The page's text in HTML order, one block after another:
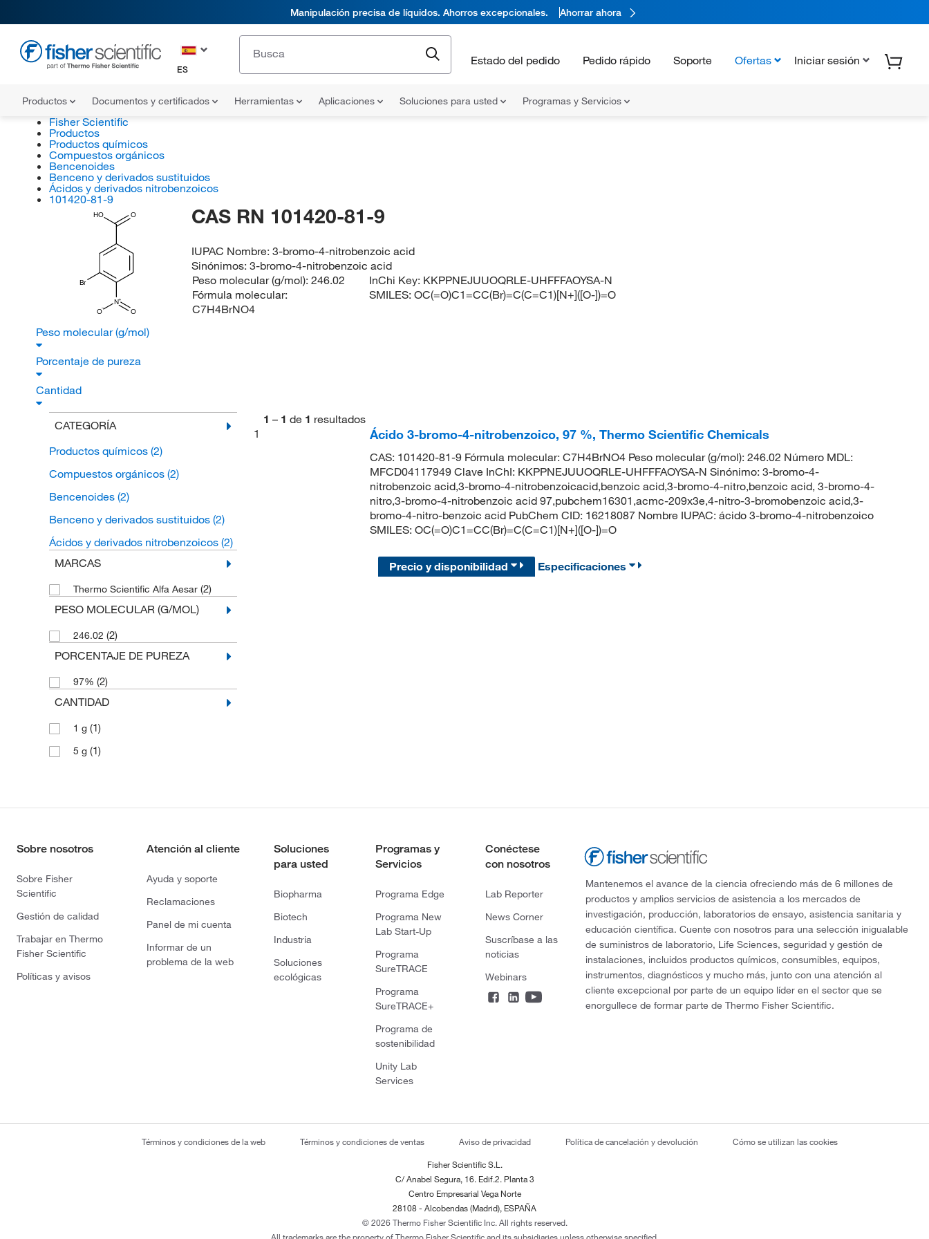
Manipulación precisa de líquidos. Ahorros excepcionales. Ahorrar ahora
ES
Estado del pedido Pedido rápido Soporte Ofertas Iniciar sesión
Productos Documentos y certificados Herramientas Aplicaciones Soluciones para usted Programas y Servicios
Fisher Scientific
Productos
Productos químicos
Compuestos orgánicos
Bencenoides
Benceno y derivados sustituidos
Ácidos y derivados nitrobenzoicos
101420-81-9
O
HO
Br
N
O
O
CAS RN 101420-81-9
IUPAC Nombre:3-bromo-4-nitrobenzoic acid
Sinónimos:3-bromo-4-nitrobenzoic acid
Peso molecular (g/mol): 246.02
Fórmula molecular:
C7H4BrNO4
InChi Key: KKPPNEJUUOQRLE-UHFFFAOYSA-N
SMILES:OC(=O)C1=CC(Br)=C(C=C1)[N+]([O-])=O
Peso molecular (g/mol)
Porcentaje de pureza
Cantidad
CATEGORÍA
Productos químicos (2)
Compuestos orgánicos (2)
Bencenoides (2)
Benceno y derivados sustituidos (2)
Ácidos y derivados nitrobenzoicos (2)
MARCAS
Thermo Scientific Alfa Aesar (2)
PESO MOLECULAR (G/MOL)
246.02 (2)
PORCENTAJE DE PUREZA
97% (2)
CANTIDAD
1 g (1)
5 g (1)
1 – 1 de 1 resultados
1
Ácido 3-bromo-4-nitrobenzoico, 97 %, Thermo Scientific Chemicals
CAS: 101420-81-9 Fórmula molecular: C7H4BrNO4 Peso molecular (g/mol): 246.02 Número MDL:
MFCD04117949 Clave InChI: KKPPNEJUUOQRLE-UHFFFAOYSA-N Sinónimo: 3-bromo-4-
nitrobenzoic acid,3-bromo-4-nitrobenzoicacid,benzoic acid,3-bromo-4-nitro,benzoic acid, 3-bromo-4-
nitro,3-bromo-4-nitrobenzoic acid 97,pubchem16301,acmc-209x3e,4-nitro-3-bromobenzoic acid,3-
bromo-4-nitro-benzoic acid PubChem CID: 16218087 Nombre IUPAC: ácido 3-bromo-4-nitrobenzoico
SMILES: OC(=O)C1=CC(Br)=C(C=C1)[N+]([O-])=O
Precio y disponibilidad Especificaciones
Sobre nosotros
Sobre Fisher
Scientific
Gestión de calidad
Trabajar en Thermo
Fisher Scientific
Políticas y avisos
Atención al cliente
Ayuda y soporte
Reclamaciones
Panel de mi cuenta
Informar de un
problema de la web
Soluciones
para usted
Biopharma
Biotech
Industria
Soluciones
ecológicas
Programas y
Servicios
Programa Edge
Programa New
Lab Start-Up
Programa
SureTRACE
Programa
SureTRACE+
Programa de
sostenibilidad
Unity Lab
Services
Conéctese
con nosotros
Lab Reporter
News Corner
Suscríbase a las
noticias
Webinars
Mantenemos el avance de la ciencia ofreciendo más de 6 millones de
productos y amplios servicios de asistencia a los mercados de
investigación, producción, laboratorios de ensayo, asistencia sanitaria y
educación científica. Cuente con nosotros para una selección inigualable
de suministros de laboratorio, Life Sciences, seguridad y gestión de
instalaciones, incluidos productos químicos, consumibles, equipos,
instrumentos, diagnósticos y mucho más, junto con una atención al
cliente excepcional por parte de un equipo líder en el sector que se
enorgullece de formar parte de Thermo Fisher Scientific.
Términos y condiciones de la web Términos y condiciones de ventas Aviso de privacidad Política de cancelación y devolución Cómo se utilizan las cookies
Fisher Scientific S.L.
C/ Anabel Segura, 16. Edif.2. Planta 3
Centro Empresarial Vega Norte
28108 - Alcobendas (Madrid), ESPAÑA
© 2026 Thermo Fisher Scientific Inc. All rights reserved.